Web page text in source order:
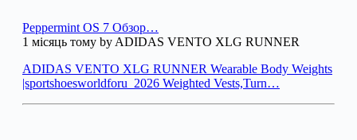
Peppermint OS 7 Обзор…
1 місяць тому by ADIDAS VENTO XLG RUNNER
ADIDAS VENTO XLG RUNNER Wearable Body Weights
|sportshoesworldforu_2026 Weighted Vests,Turn…